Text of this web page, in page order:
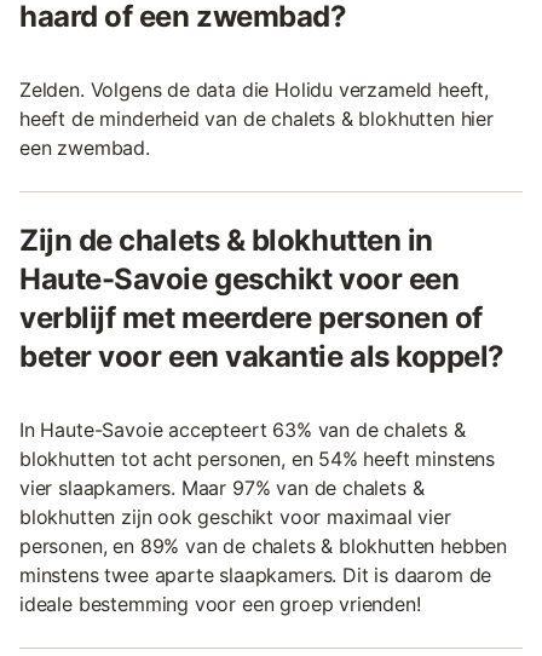
haard of een zwembad?
Zelden. Volgens de data die Holidu verzameld heeft,
heeft de minderheid van de chalets & blokhutten hier
een zwembad.
Zijn de chalets & blokhutten in
Haute-Savoie geschikt voor een
verblijf met meerdere personen of
beter voor een vakantie als koppel?
In Haute-Savoie accepteert 63% van de chalets &
blokhutten tot acht personen, en 54% heeft minstens
vier slaapkamers. Maar 97% van de chalets &
blokhutten zijn ook geschikt voor maximaal vier
personen, en 89% van de chalets & blokhutten hebben
minstens twee aparte slaapkamers. Dit is daarom de
ideale bestemming voor een groep vrienden!